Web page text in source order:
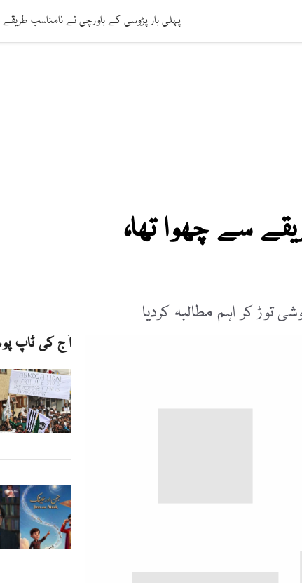
پہلی بار پڑوسی کے باورچی نے نامناسب
سے چھوا تھا،
توڑ کر اہم مطالبہ کردیا
آج کی ٹاپ